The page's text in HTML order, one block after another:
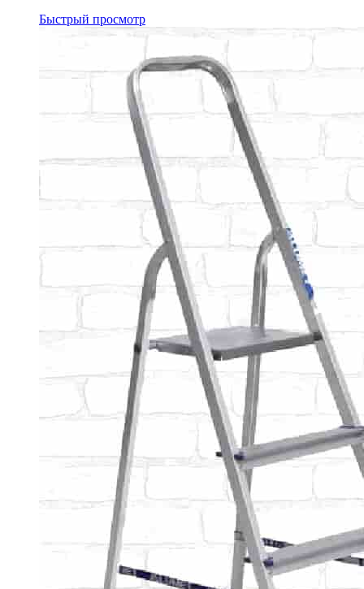
Быстрый просмотр